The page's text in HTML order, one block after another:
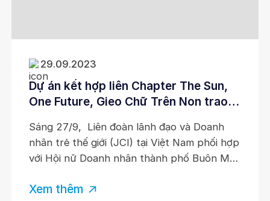
29.09.2023
Dự án kết hợp liên Chapter The Sun,
One Future, Gieo Chữ Trên Non trao
sách cho học sinh vùng khó tỉnh Đắk
Lắk
Sáng 27/9, Liên đoàn lãnh đạo và Doanh
nhân trẻ thế giới (JCI) tại Việt Nam phối hợp
với Hội nữ Doanh nhân thành phố Buôn Ma
chương trình trao tặng máy tính và sách cho
Xem thêm